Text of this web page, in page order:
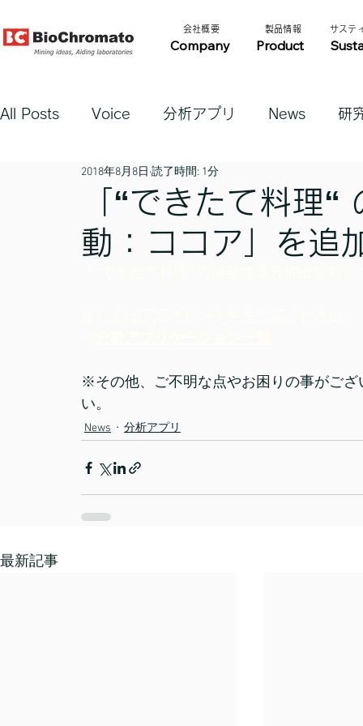
Company Product
​製品情報​​
​会社概要​​ サステ
All Posts Voice 分析アプリ News 研
「“できたて料理
動：ココア」を追
2018年8月8日 読了時間: 1分
※その他、ご不明な点やお困りの事がござ
い。
News 分析アプリ
最新記事